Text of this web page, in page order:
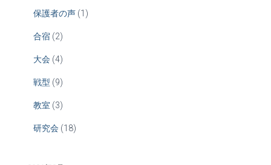
保護者の声 (1)
合宿 (2)
大会 (4)
戦型 (9)
教室 (3)
研究会 (18)